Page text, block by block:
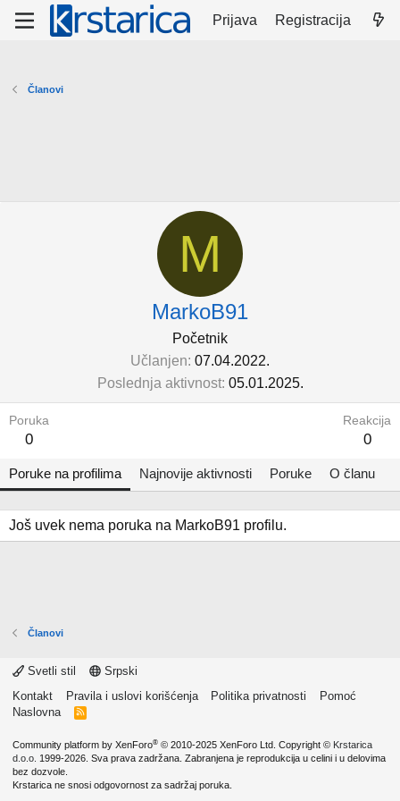
Prijava Registracija
Članovi
M
MarkoB91
Početnik
Učlanjen 07.04.2022.
Poslednja aktivnost 05.01.2025.
Poruka
0
Reakcija
0
Poruke na profilima Najnovije aktivnosti Poruke O članu
Još uvek nema poruka na MarkoB91 profilu.
Članovi
Svetli stil
Srpski
Kontakt
Pravila i uslovi korišćenja Politika privatnosti
Pomoć
Naslovna
R
Community platform by XenForo® © 2010-2025 XenForo Ltd. Copyright © Krstarica
d.o.o. 1999-2026. Sva prava zadržana. Zabranjena je reprodukcija u celini i u delovima
bez dozvole.
Krstarica ne snosi odgovornost za sadržaj poruka.